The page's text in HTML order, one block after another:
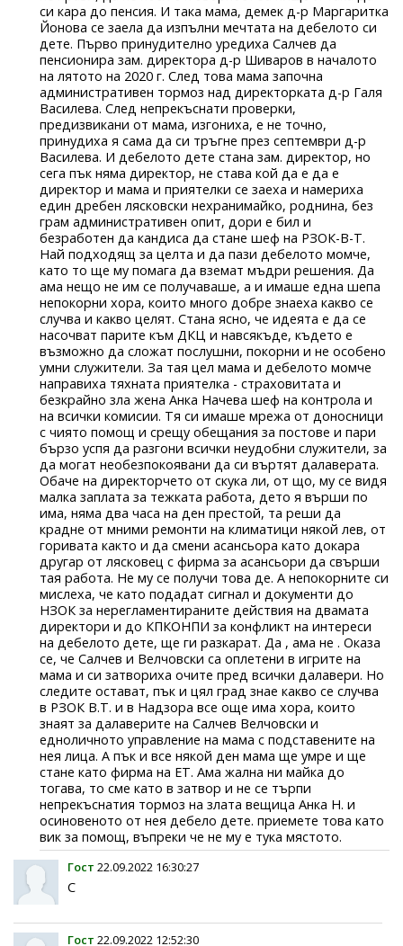
си кара до пенсия. И така мама, демек д-р Маргаритка
Йонова се заела да изпълни мечтата на дебелото си
дете. Първо принудително уредиха Салчев да
пенсионира зам. директора д-р Шиваров в началото
на лятото на 2020 г. След това мама започна
административен тормоз над директорката д-р Галя
Василева. След непрекъснати проверки,
предизвикани от мама, изгониха, е не точно,
принудиха я сама да си тръгне през септември д-р
Василева. И дебелото дете стана зам. директор, но
сега пък няма директор, не става кой да е да е
директор и мама и приятелки се заеха и намериха
един дребен лясковски нехранимайко, роднина, без
грам административен опит, дори е бил и
безработен да кандиса да стане шеф на РЗОК-В-Т.
Най подходящ за целта и да пази дебелото момче,
като то ще му помага да вземат мъдри решения. Да
ама нещо не им се получаваше, а и имаше една шепа
непокорни хора, които много добре знаеха какво се
случва и какво целят. Стана ясно, че идеята е да се
насочват парите към ДКЦ и навсякъде, където е
възможно да сложат послушни, покорни и не особено
умни служители. За тая цел мама и дебелото момче
направиха тяхната приятелка - страховитата и
безкрайно зла жена Анка Начева шеф на контрола и
на всички комисии. Тя си имаше мрежа от доносници
с чиято помощ и срещу обещания за постове и пари
бързо успя да разгони всички неудобни служители, за
да могат необезпокоявани да си въртят далаверата.
Обаче на директорчето от скука ли, от що, му се видя
малка заплата за тежката работа, дето я върши по
има, няма два часа на ден престой, та реши да
крадне от мними ремонти на климатици някой лев, от
горивата както и да смени асансьора като докара
другар от лясковец с фирма за асансьори да свърши
тая работа. Не му се получи това де. А непокорните си
мислеха, че като подадат сигнал и документи до
НЗОК за нерегламентираните действия на двамата
директори и до КПКОНПИ за конфликт на интереси
на дебелото дете, ще ги разкарат. Да , ама не . Оказа
се, че Салчев и Велчовски са оплетени в игрите на
мама и си затвориха очите пред всички далавери. Но
следите остават, пък и цял град знае какво се случва
в РЗОК В.Т. и в Надзора все още има хора, които
знаят за далаверите на Салчев Велчовски и
едноличното управление на мама с подставените на
нея лица. А пък и все някой ден мама ще умре и ще
стане като фирма на ЕТ. Ама жална ни майка до
тогава, то сме като в затвор и не се търпи
непрекъснатия тормоз на злата вещица Анка Н. и
осиновеното от нея дебело дете. приемете това като
вик за помощ, въпреки че не му е тука мястото.
Гост 22.09.2022 16:30:27
C
Гост 22.09.2022 12:52:30